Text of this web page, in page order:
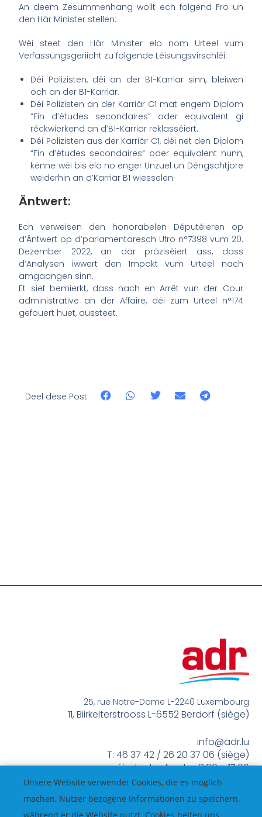
An deem Zesummenhang wollt ech folgend Fro un
den Här Minister stellen:
Wéi steet den Här Minister elo nom Urteel vum
Verfassungsgeriicht zu folgende Léisungsvirschléi:
Déi Polizisten, déi an der B1-Karriär sinn, bleiwen
och an der B1-Karriär.
Déi Polizisten an der Karriär C1 mat engem Diplom
“Fin d’études secondaires” oder equivalent gi
réckwierkend an d’B1-Karriär reklasséiert.
Déi Polizisten aus der Karriär C1, déi net den Diplom
“Fin d’études secondaires” oder equivalent hunn,
kënne wéi bis elo no enger Unzuel un Déngschtjore
weiderhin an d’Karriär B1 wiesselen.
Äntwert:
Ech verweisen den honorabelen Députéieren op
d’Äntwert op d’parlamentaresch Ufro n°7398 vum 20.
Dezember 2022, an där präziséiert ass, dass
d’Analysen iwwert den Impakt vum Urteel nach
amgaangen sinn.
Et sief bemierkt, dass nach en Arrêt vun der Cour
administrative an der Affaire, déi zum Urteel n°174
gefouert huet, aussteet.
Deel dëse Post:
25, rue Notre-Dame L-2240 Luxembourg
11, Biirkelterstrooss L-6552 Berdorf (siège)
info@adr.lu
T: 46 37 42 / 26 20 37 06 (siège)
méindes bis freides 8:00 – 17:00
Unsere Website verwendet Cookies, die es möglich
machen, Nutzer bezogene Informationen zu speichern,